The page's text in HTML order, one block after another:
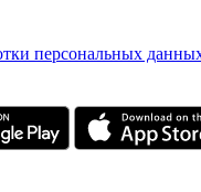
персональных